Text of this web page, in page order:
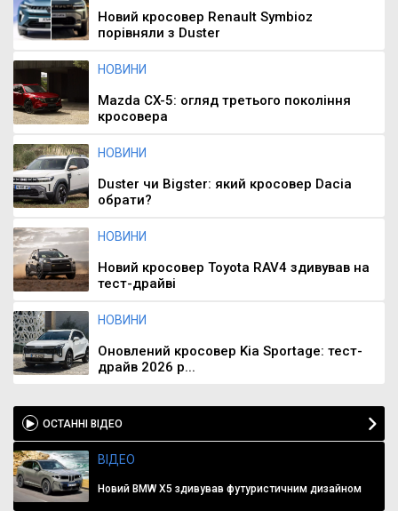
Новий кросовер Renault Symbioz
порівняли з Duster
НОВИНИ
Mazda CX-5: огляд третього покоління
кросовера
НОВИНИ
Duster чи Bigster: який кросовер Dacia
обрати?
НОВИНИ
Новий кросовер Toyota RAV4 здивував на
тест-драйві
НОВИНИ
Оновлений кросовер Kia Sportage: тест-
драйв 2026 р...
ОСТАННІ ВІДЕО
ВІДЕО
Новий BMW X5 здивував футуристичним дизайном